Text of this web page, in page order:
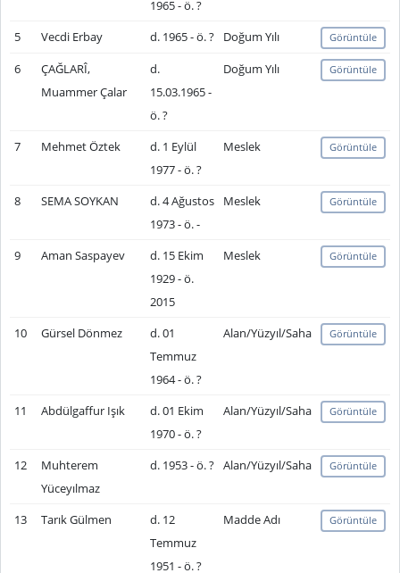
1965 - ö. ?
5 Vecdi Erbay d. 1965 - ö. ? Doğum Yılı Görüntüle
6
ÇAĞLARÎ,
Muammer Çalar
d.
15.03.1965 -
ö. ?
Doğum Yılı Görüntüle
7 Mehmet Öztek
d. 1 Eylül
1977 - ö. ?
Meslek Görüntüle
8 SEMA SOYKAN
d. 4 Ağustos
1973 - ö. -
Meslek Görüntüle
9 Aman Saspayev
d. 15 Ekim
1929 - ö.
2015
Meslek Görüntüle
10 Gürsel Dönmez
d. 01
Temmuz
1964 - ö. ?
Alan/Yüzyıl/Saha Görüntüle
11 Abdülgaffur Işık
d. 01 Ekim
1970 - ö. ?
Alan/Yüzyıl/Saha Görüntüle
12
Muhterem
Yüceyılmaz
d. 1953 - ö. ? Alan/Yüzyıl/Saha Görüntüle
13 Tarık Gülmen
d. 12
Temmuz
1951 - ö. ?
Madde Adı Görüntüle